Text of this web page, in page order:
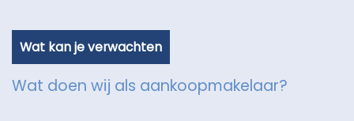
Wat kan je verwachten
Wat doen wij als aankoopmakelaar?